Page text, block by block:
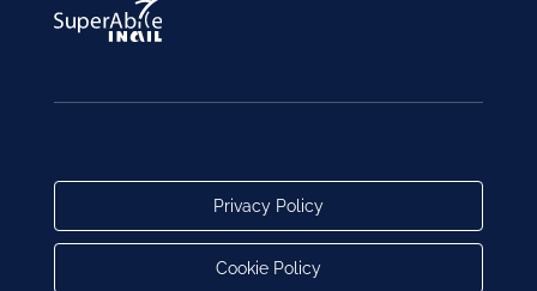
Privacy Policy
Cookie Policy